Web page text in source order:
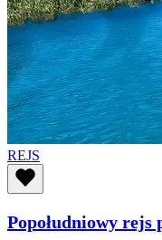
REJS
Popołudniowy rejs